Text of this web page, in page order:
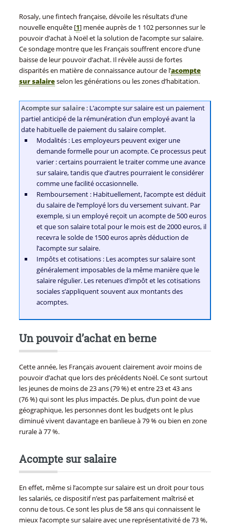
Rosaly, une fintech française, dévoile les résultats d’une
nouvelle enquête[1]menée auprès de 1 102 personnes sur le
pouvoir d’achat à Noël et la solution de l’acompte sur salaire.
Ce sondage montre que les Français souffrent encore d’une
baisse de leur pouvoir d’achat. Il révèle aussi de fortes
disparités en matière de connaissance autour de l’acompte
sur salaireselon les générations ou les zones d’habitation.
Acompte sur salaire: L’acompte sur salaire est un paiement
partiel anticipé de la rémunération d’un employé avant la
date habituelle de paiement du salaire complet.
Modalités : Les employeurs peuvent exiger une
demande formelle pour un acompte. Ce processus peut
varier : certains pourraient le traiter comme une avance
sur salaire, tandis que d’autres pourraient le considérer
comme une facilité occasionnelle.
Remboursement : Habituellement, l’acompte est déduit
du salaire de l’employé lors du versement suivant. Par
exemple, si un employé reçoit un acompte de 500 euros
et que son salaire total pour le mois est de 2000 euros, il
recevra le solde de 1500 euros après déduction de
l’acompte sur salaire.
Impôts et cotisations : Les acomptes sur salaire sont
généralement imposables de la même manière que le
salaire régulier. Les retenues d’impôt et les cotisations
sociales s’appliquent souvent aux montants des
acomptes.
Un pouvoir d’achat en berne
Cette année, les Français avouent clairement avoir moins de
pouvoir d’achat que lors des précédents Noël. Ce sont surtout
les jeunes de moins de 23 ans (79 %) et entre 23 et 43 ans
(76 %) qui sont les plus impactés. De plus, d’un point de vue
géographique, les personnes dont les budgets ont le plus
diminué vivent davantage en banlieue à 79 % ou bien en zone
rurale à 77 %.
Acompte sur salaire
En effet, même si l’acompte sur salaire est un droit pour tous
les salariés, ce dispositif n’est pas parfaitement maîtrisé et
connu de tous. Ce sont les plus de 58 ans qui connaissent le
mieux l’acompte sur salaire avec une représentativité de 73 %,